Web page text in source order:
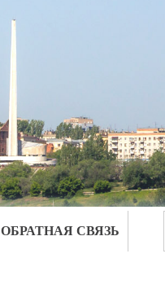
ОБРАТНАЯ СВЯЗЬ